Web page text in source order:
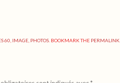
60 IMAGE PHOTOS . BOOKMARK THE PERMALINK